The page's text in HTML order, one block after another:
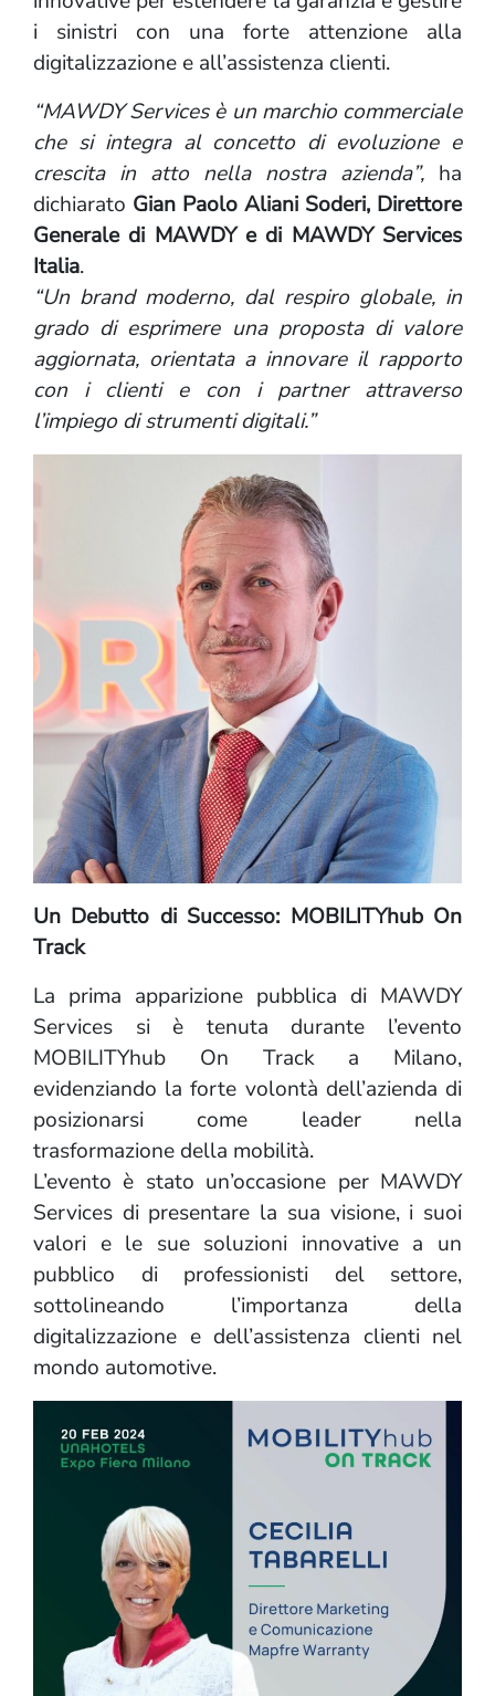
i sinistri con una forte attenzione alla
digitalizzazione e all’assistenza clienti.
“MAWDY Services è un marchio commerciale
che si integra al concetto di evoluzione e
crescita in atto nella nostra azienda”, ha
dichiarato Gian Paolo Aliani Soderi, Direttore
Generale di MAWDY e di MAWDY Services
Italia.
“Un brand moderno, dal respiro globale, in
grado di esprimere una proposta di valore
aggiornata, orientata a innovare il rapporto
con i clienti e con i partner attraverso
l’impiego di strumenti digitali.”
Un Debutto di Successo: MOBILITYhub On
Track
La prima apparizione pubblica di MAWDY
Services si è tenuta durante l’evento
MOBILITYhub On Track a Milano,
evidenziando la forte volontà dell’azienda di
posizionarsi come leader nella
trasformazione della mobilità.
L’evento è stato un’occasione per MAWDY
Services di presentare la sua visione, i suoi
valori e le sue soluzioni innovative a un
pubblico di professionisti del settore,
sottolineando l’importanza della
digitalizzazione e dell’assistenza clienti nel
mondo automotive.